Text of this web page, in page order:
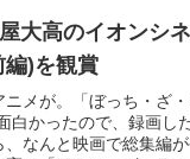
大高のイオンシ
編)を観賞
メが。「ぼっち・ざ
白かったので、録画し
なんと映画で総集編